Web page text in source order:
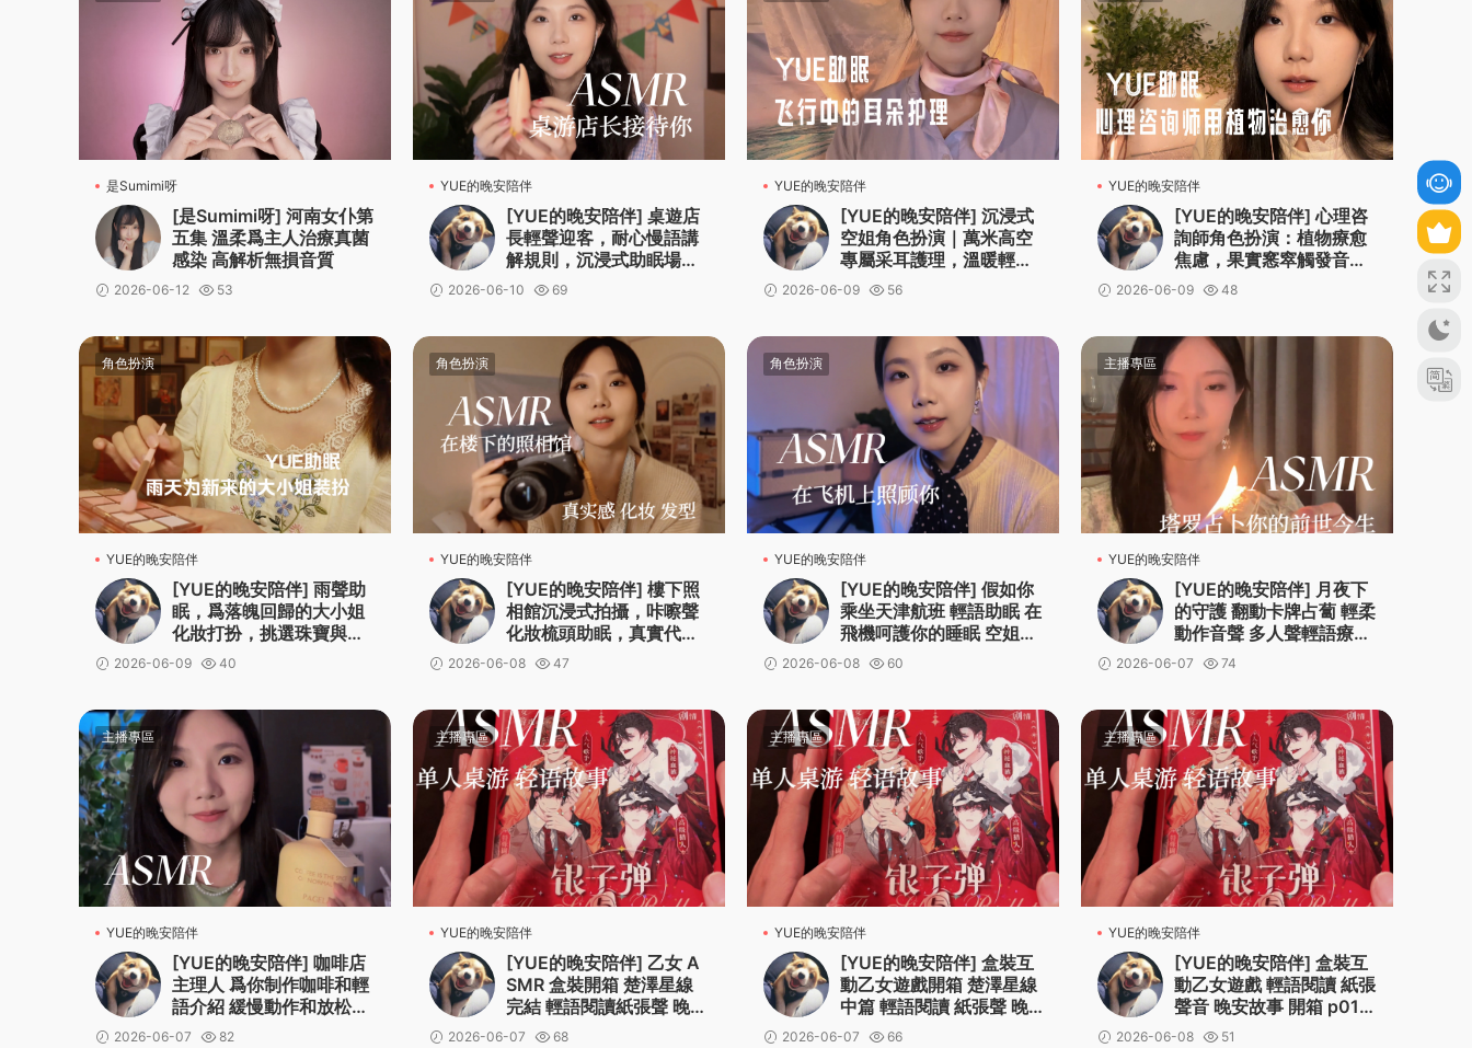
是Sumimi呀
[是Sumimi呀] 河南女仆第
五集 溫柔爲主人治療真菌
感染 高解析無損音質
2026-06-12 53
YUE的晚安陪伴
[YUE的晚安陪伴] 桌遊店
長輕聲迎客，耐心慢語講
解規則，沉浸式助眠場景
體驗
2026-06-10 69
YUE的晚安陪伴
[YUE的晚安陪伴] 沉浸式
空姐角色扮演｜萬米高空
專屬采耳護理，溫暖輕語
伴你一夜好眠
2026-06-09 56
YUE的晚安陪伴
[YUE的晚安陪伴] 心理咨
詢師角色扮演：植物療愈
焦慮，果實窸窣觸發音，
溫柔輕語引導安穩入睡
2026-06-09 48
角色扮演
YUE的晚安陪伴
[YUE的晚安陪伴] 雨聲助
眠，爲落魄回歸的大小姐
化妝打扮，挑選珠寶與測
量尺寸，沉浸式放松。
2026-06-09 40
角色扮演
YUE的晚安陪伴
[YUE的晚安陪伴] 樓下照
相館沉浸式拍攝，咔嚓聲
化妝梳頭助眠，真實代入
感放松體驗
2026-06-08 47
角色扮演
YUE的晚安陪伴
[YUE的晚安陪伴] 假如你
乘坐天津航班 輕語助眠 在
飛機呵護你的睡眠 空姐角
色扮演 飛行助眠
2026-06-08 60
主播專區
YUE的晚安陪伴
[YUE的晚安陪伴] 月夜下
的守護 翻動卡牌占蔔 輕柔
動作音聲 多人聲輕語療愈
安撫助眠
2026-06-07 74
主播專區
YUE的晚安陪伴
[YUE的晚安陪伴] 咖啡店
主理人 爲你制作咖啡和輕
語介紹 緩慢動作和放松氛
圍 p02 輕音樂bgm版
2026-06-07 82
主播專區
YUE的晚安陪伴
[YUE的晚安陪伴] 乙女 A
SMR 盒裝開箱 楚澤星線
完結 輕語閱讀紙張聲 晚安
故事 成爲彼此的光
2026-06-07 68
主播專區
YUE的晚安陪伴
[YUE的晚安陪伴] 盒裝互
動乙女遊戲開箱 楚澤星線
中篇 輕語閱讀 紙張聲 晚
安故事助眠 p02
2026-06-07 66
主播專區
YUE的晚安陪伴
[YUE的晚安陪伴] 盒裝互
動乙女遊戲 輕語閱讀 紙張
聲音 晚安故事 開箱 p01
劇情導入+命運之牌+楚澤
2026-06-08 51